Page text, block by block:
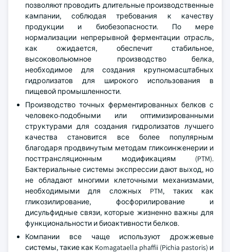
позволяют проводить длительные производственные
кампании, соблюдая требования к качеству
продукции и биобезопасности. По мере
нормализации непрерывной ферментации отрасль,
как ожидается, обеспечит стабильное,
высоковольюмное производство белка,
необходимое для создания крупномасштабных
гидролизатов для широкого использования в
пищевой промышленности.
Производство точных ферментированных белков с
человеко-подобными или оптимизированными
структурами для создания гидролизатов лучшего
качества становится все более популярным
благодаря продвинутым методам гликоинженерии и
посттрансляционным модификациям (PTM).
Бактериальные системы экспрессии дают выход, но
не обладают многими клеточными механизмами,
необходимыми для сложных PTM, таких как
гликозилирование, фосфорилирование и
дисульфидные связи, которые жизненно важны для
функциональности и биоактивности белков.
Компании все чаще используют дрожжевые
системы, такие как Komagataella phaffii (Pichia pastoris) и